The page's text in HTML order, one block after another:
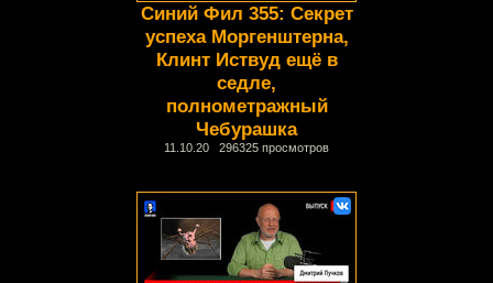
Синий Фил 355: Секрет
успеха Моргенштерна,
Клинт Иствуд ещё в
седле,
полнометражный
Чебурашка
11.10.20 296325 просмотров